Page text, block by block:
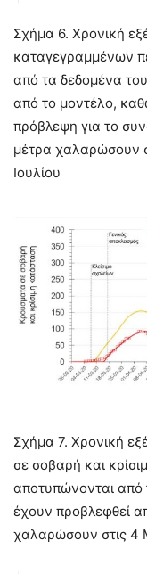
Σχήμα 6. Χρονική
καταγεγραμμένων
από τα δεδομένα
από το μοντέλο,
πρόβλεψη για το
μέτρα χαλαρώσουν
Ιουλίου
Σχήμα 7. Χρονική
σε σοβαρή και
αποτυπώνονται
έχουν προβλεφθεί
χαλαρώσουν στις 4